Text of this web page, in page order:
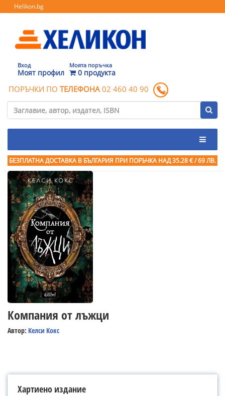
Helikon.bg
Вход
Моят профил
Моята поръчка
0 продукта
ПОРЪЧКИ ПО ТЕЛЕФОНА 02 460 40 90
БЕЗПЛАТНА ДОСТАВКА В БЪЛГАРИЯ ПРИ ПОРЪЧКА НАД 35.28 € / 69 ЛВ.
Компания от лъжци
Автор: Келси Кокс
Хартиено издание